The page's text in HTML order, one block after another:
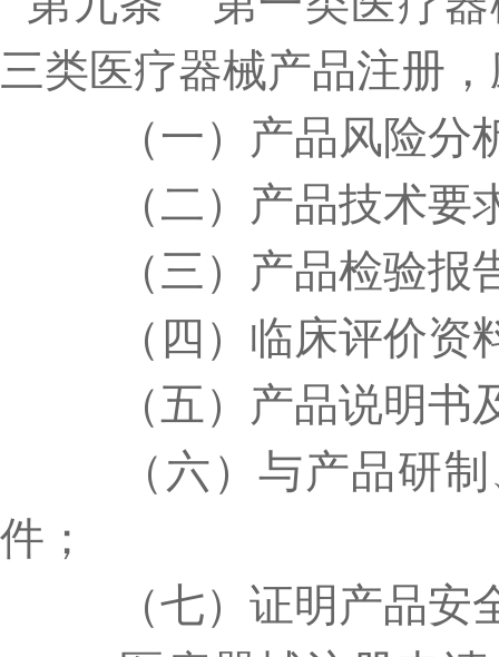
三类医疗器械产品注册
（一）产品风险分
（二）产品技术要
（三）产品检验报
（四）临床评价资
（五）产品说明书
（六）与产品研制
件；
（七）证明产品安